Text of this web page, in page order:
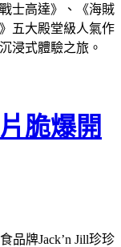
士高達》、《海賊
五大殿堂級人氣作
浸式體驗之旅。
脆爆開
品牌Jack’n Jill珍珍